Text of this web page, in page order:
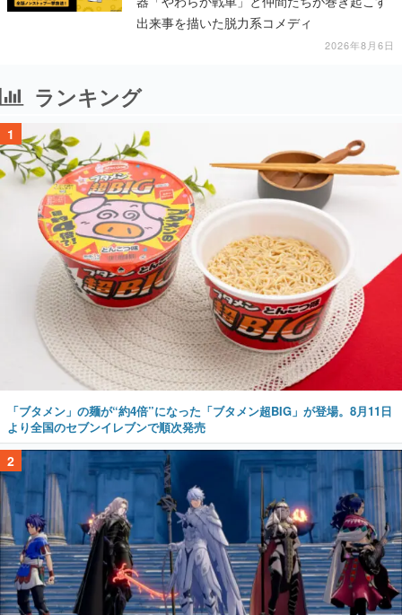
出来事を描いた脱力系コメディ
2026年8月6日
ランキング
1
「ブタメン」の麺が“約4倍”になった「ブタメン超BIG」が登場。8月11日
より全国のセブンイレブンで順次発売
2